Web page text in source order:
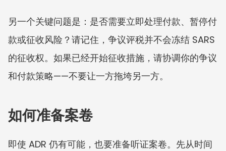
另一个关键问题是：是否需要立即处理付款、暂停付
款或征收风险？请记住，争议评税并不会冻结 SARS
的征收权。如果已经开始征收措施，请协调你的争议
和付款策略——不要让一方拖垮另一方。
如何准备案卷
即使 ADR 仍有可能，也要准备听证案卷。先从时间